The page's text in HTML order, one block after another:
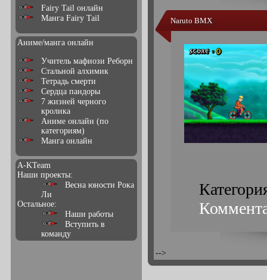
Fairy Tail онлайн
Манга Fairy Tail
Аниме/манга онлайн
Учитель мафиози Реборн
Стальной алхимик
Тетрадь смерти
Сердца пандоры
7 жизней черного
кролика
Аниме онлайн (по
категориям)
Манга онлайн
A-KTeam
Наши проекты:
Весна юности Рока
Ли
Остальное:
Наши работы
Вступить в
команду
Naruto BMX
-->